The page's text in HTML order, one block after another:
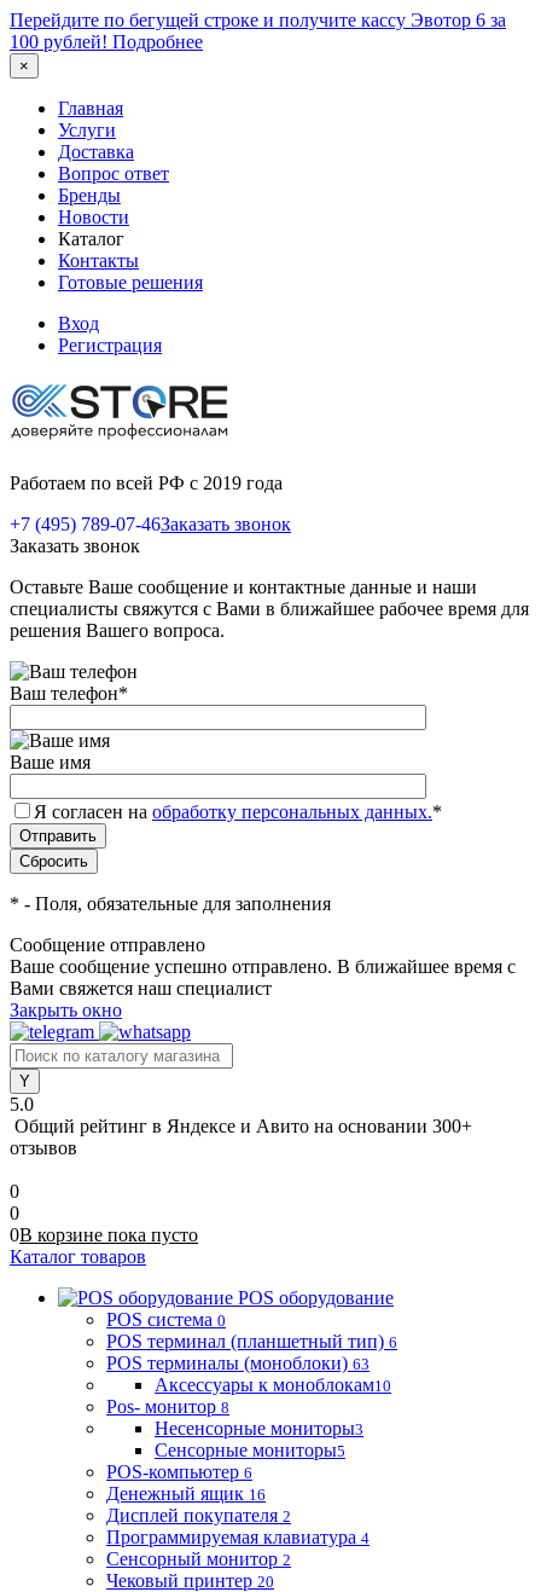
Перейдите по бегущей строке и получите кассу Эвотор 6 за
100 рублей! Подробнее
×
Главная
Услуги
Доставка
Вопрос ответ
Бренды
Новости
Каталог
Контакты
Готовые решения
Вход
Регистрация
Работаем по всей РФ с 2019 года
+7 (495) 789-07-46Заказать звонок
Заказать звонок
Оставьте Ваше сообщение и контактные данные и наши
специалисты свяжутся с Вами в ближайшее рабочее время для
решения Вашего вопроса.
Ваш телефон*
Ваше имя
Я согласен на обработку персональных данных.*
* - Поля, обязательные для заполнения
Сообщение отправлено
Ваше сообщение успешно отправлено. В ближайшее время с
Вами свяжется наш специалист
Закрыть окно
5.0
Общий рейтинг в Яндексе и Авито на основании 300+
отзывов
0
0
0В корзине пока пусто
Каталог товаров
POS оборудование
POS система 0
POS терминал (планшетный тип) 6
POS терминалы (моноблоки) 63
Аксессуары к моноблокам10
Pos- монитор 8
Несенсорные мониторы3
Сенсорные мониторы5
POS-компьютер 6
Денежный ящик 16
Дисплей покупателя 2
Программируемая клавиатура 4
Сенсорный монитор 2
Чековый принтер 20